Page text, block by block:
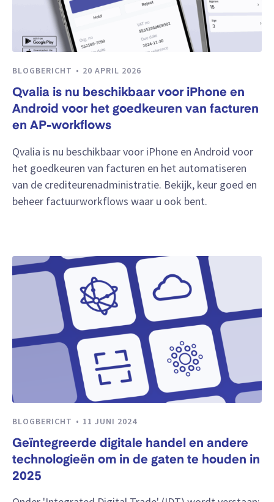
BLOGBERICHT 20 APRIL 2026
Qvalia is nu beschikbaar voor iPhone en
Android voor het goedkeuren van facturen
en AP-workflows
Qvalia is nu beschikbaar voor iPhone en Android voor
het goedkeuren van facturen en het automatiseren
van de crediteurenadministratie. Bekijk, keur goed en
beheer factuurworkflows waar u ook bent.
BLOGBERICHT 11 JUNI 2024
Geïntegreerde digitale handel en andere
technologieën om in de gaten te houden in
2025